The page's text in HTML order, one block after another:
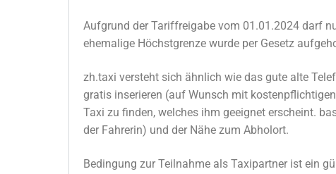
Aufgrund der Tariffreigabe vom 01.01.2024 darf
ehemalige Höchstgrenze wurde per Gesetz
zh.taxi versteht sich ähnlich wie das gute alte
gratis inserieren (auf Wunsch mit
Taxi zu finden, welches ihm geeignet erscheint.
der Fahrerin) und der Nähe zum Abholort.
Bedingung zur Teilnahme als Taxipartner ist ein